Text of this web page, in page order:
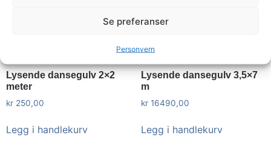
Se preferanser
Personvern
Lysende dansegulv 2×2
meter
kr 250,00
Legg i handlekurv
Lysende dansegulv 3,5×7
m
kr16490,00
Legg i handlekurv